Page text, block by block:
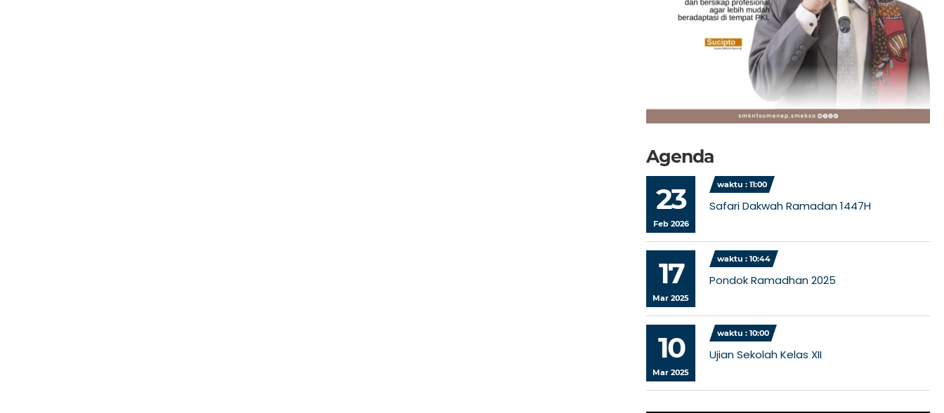
Agenda
23
Feb 2026
waktu : 11:00
Safari Dakwah Ramadan 1447H
17
Mar 2025
waktu : 10:44
Pondok Ramadhan 2025
10
Mar 2025
waktu : 10:00
Ujian Sekolah Kelas XII